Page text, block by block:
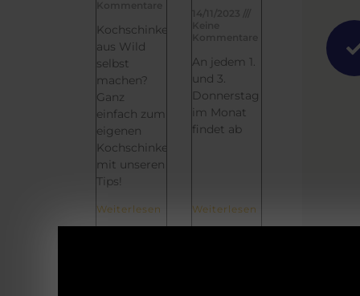
Kochschinken
aus Wild
selbst
machen?
Ganz
einfach zum
eigenen
Kochschinken
mit unseren
Tips!
Weiterlesen
An jedem 1.
und 3.
Donnerstag
im Monat
findet ab
Weiterlesen